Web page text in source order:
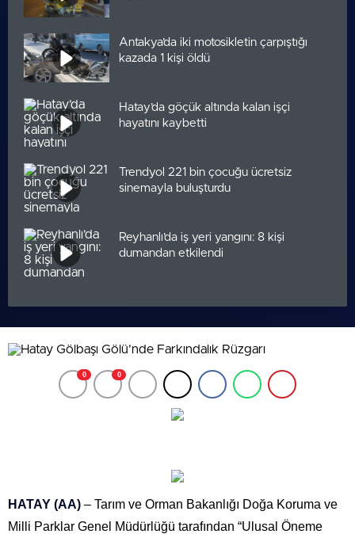
Antakya’da iki motosikletin çarpıştığı
kazada 1 kişi öldü
Hatay’da göçük altında kalan işçi
hayatını kaybetti
Trendyol 221 bin çocuğu ücretsiz
sinemayla buluşturdu
Reyhanlı’da iş yeri yangını: 8 kişi
dumandan etkilendi
0 0
HATAY (AA) – Tarım ve Orman Bakanlığı Doğa Koruma ve
Milli Parklar Genel Müdürlüğü tarafından “Ulusal Öneme